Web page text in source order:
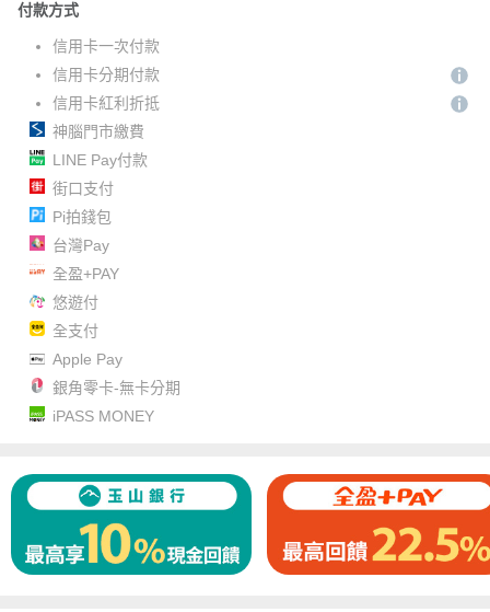
付款方式
信用卡一次付款
信用卡分期付款
信用卡紅利折抵
神腦門市繳費
LINE Pay付款
街口支付
Pi拍錢包
台灣Pay
全盈+PAY
悠遊付
全支付
Apple Pay
銀角零卡-無卡分期
iPASS MONEY